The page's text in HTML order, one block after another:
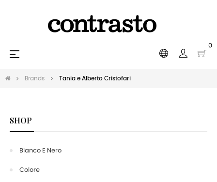
0
navigazione
☰
Brands Tania e Alberto Cristofari
SHOP
Bianco E Nero
Colore